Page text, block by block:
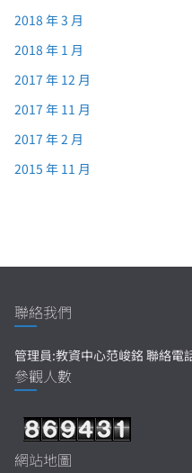
2018 年 3 月
2018 年 1 月
2017 年 12 月
2017 年 11 月
2017 年 2 月
2015 年 11 月
聯絡我們
管理員:教資中心范峻銘 聯絡電
參觀人數
網站地圖